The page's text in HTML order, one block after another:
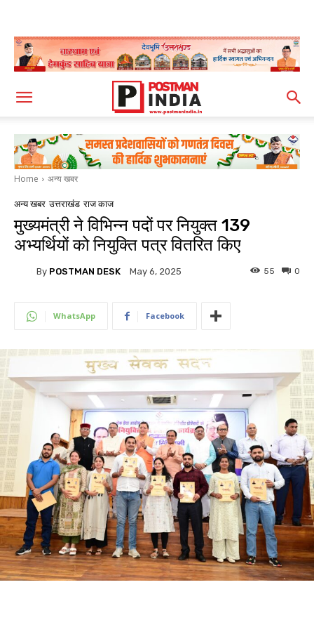
Home अन्य खबर
अन्य खबर उत्तराखंड राज काज
मुख्यमंत्री ने विभिन्न पदों पर नियुक्त 139
अभ्यर्थियों को नियुक्ति पत्र वितरित किए
By POSTMAN DESK May 6, 2025 0
55
WhatsApp Facebook